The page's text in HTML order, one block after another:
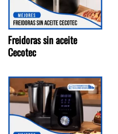
Freidoras sin aceite
Cecotec